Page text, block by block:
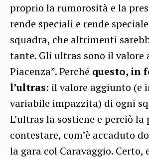
proprio la rumorosità e la
rende speciali e rende
squadra, che altrimenti
tante. Gli ultras sono il valore
Piacenza”. Perché questo, in
l’ultras: il valore aggiunto (e
variabile impazzita) di ogni
L’ultras la sostiene e perciò la
contestare, com’è accaduto
la gara col Caravaggio. Certo,